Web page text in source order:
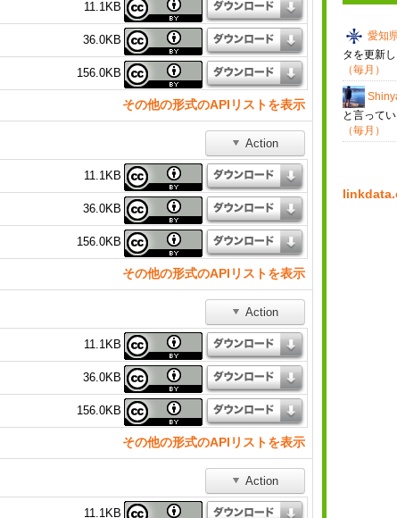
11.1KB
36.0KB
156.0KB
その他の形式のAPIリストを表示
Action
11.1KB
36.0KB
156.0KB
その他の形式のAPIリストを表示
Action
11.1KB
36.0KB
156.0KB
その他の形式のAPIリストを表示
Action
11.1KB
愛知
タを更新
（毎月）
と言って
（毎月）